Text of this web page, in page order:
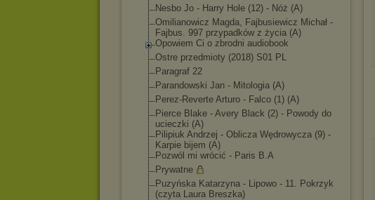
Nesbo Jo - Harry Hole (12) - Nóż (A)
Omilianowicz Magda, Fajbusiewicz Michał -
Fajbus. 997 przypadków z życia (A)
Opowiem Ci o zbrodni audiobook
Ostre przedmioty (2018) S01 PL
Paragraf 22
Parandowski Jan - Mitologia (A)
Perez-Reverte Arturo - Falco (1) (A)
Pierce Blake - Avery Black (2) - Powody do
ucieczki (A)
Pilipiuk Andrzej - Oblicza Wędrowycza (9) -
Karpie bijem (A)
Pozwól mi wrócić - Paris B.A
Prywatne
Puzyńska Katarzyna - Lipowo - 11. Pokrzyk
(czyta Laura Breszka)